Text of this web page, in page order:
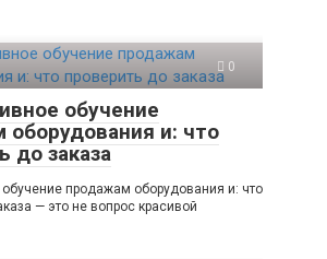
0
обучение
и: что
до заказа
обучение продажам оборудования и: что
— это не вопрос красивой